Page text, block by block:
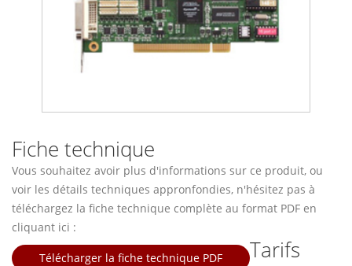
Fiche technique
Vous souhaitez avoir plus d'informations sur ce produit, ou
voir les détails techniques appronfondies, n'hésitez pas à
téléchargez la fiche technique complète au format PDF en
cliquant ici :
Télécharger la fiche technique PDF Tarifs